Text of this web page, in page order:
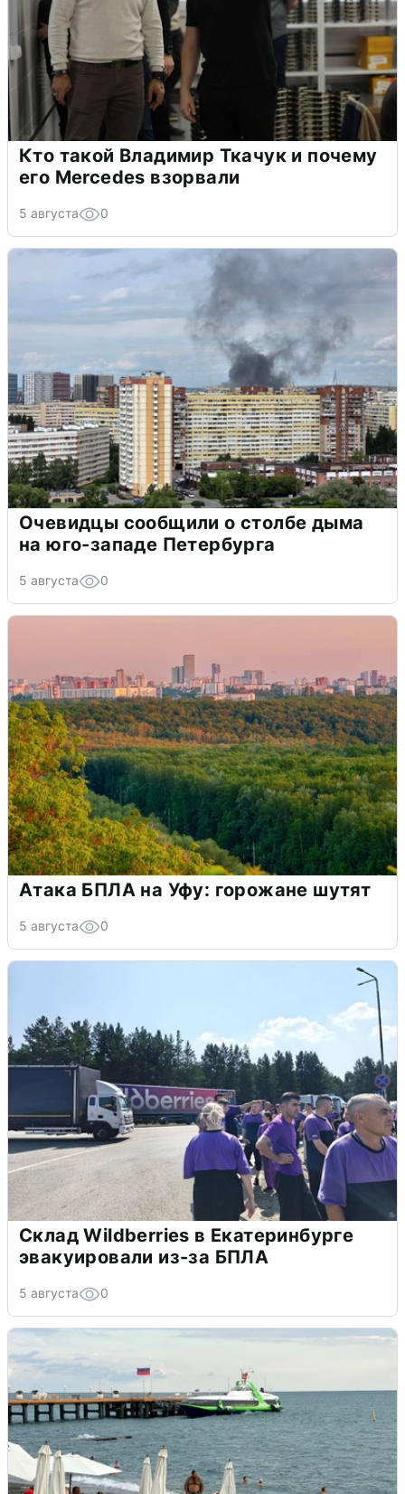
Кто такой Владимир Ткачук и почему
его Mercedes взорвали
5 августа 0
Очевидцы сообщили о столбе дыма
на юго-западе Петербурга
5 августа 0
Атака БПЛА на Уфу: горожане шутят
5 августа 0
Склад Wildberries в Екатеринбурге
эвакуировали из-за БПЛА
5 августа 0